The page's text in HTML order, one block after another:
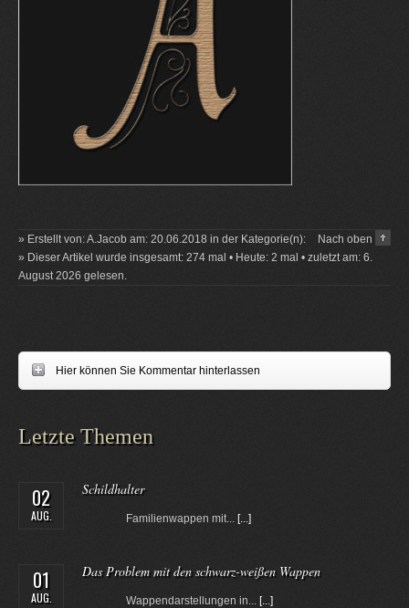
Nach oben
» Erstellt von: A.Jacob am: 20.06.2018 in der Kategorie(n):
» Dieser Artikel wurde insgesamt: 274 mal • Heute: 2 mal • zuletzt am: 6.
August 2026 gelesen.
Hier können Sie Kommentar hinterlassen
Letzte Themen
02
AUG.
Schildhalter
Familienwappen mit... [...]
01
AUG.
Das Problem mit den schwarz-weißen Wappen
Wappendarstellungen in... [...]